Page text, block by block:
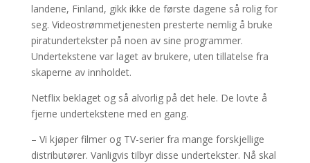
landene, Finland, gikk ikke de første dagene så rolig for
seg. Videostrømmetjenesten presterte nemlig å bruke
piratundertekster på noen av sine programmer.
Undertekstene var laget av brukere, uten tillatelse fra
skaperne av innholdet.
Netflix beklaget og så alvorlig på det hele. De lovte å
fjerne undertekstene med en gang.
– Vi kjøper filmer og TV-serier fra mange forskjellige
distributører. Vanligvis tilbyr disse undertekster. Nå skal